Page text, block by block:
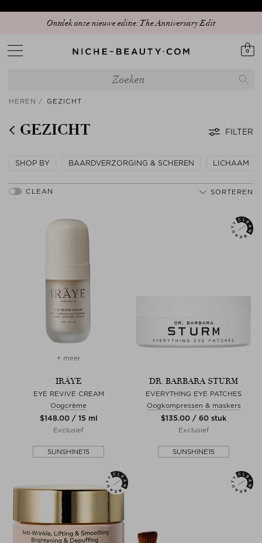
Ontdek onze nieuwe editie: The Anniversary Edit
0
HEREN GEZICHT
GEZICHT FILTER
SHOP BY BAARDVERZORGING & SCHEREN LICHAAM
SORTEREN
+ meer
IRÄYE
EYE REVIVE CREAM
Oogcrème
$‌148.00 / 15 ml
Exclusief
SUNSHINE15
DR. BARBARA STURM
EVERYTHING EYE PATCHES
Oogkompressen & maskers
$‌135.00 / 60 stuk
Exclusief
SUNSHINE15